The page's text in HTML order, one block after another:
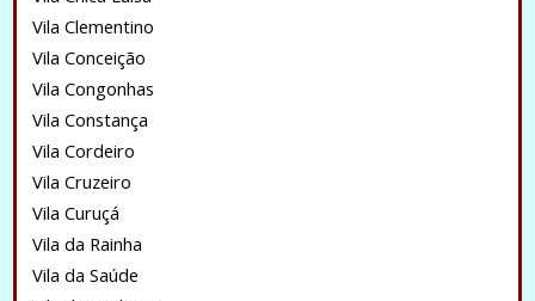
Vila Clementino
Vila Conceição
Vila Congonhas
Vila Constança
Vila Cordeiro
Vila Cruzeiro
Vila Curuçá
Vila da Rainha
Vila da Saúde